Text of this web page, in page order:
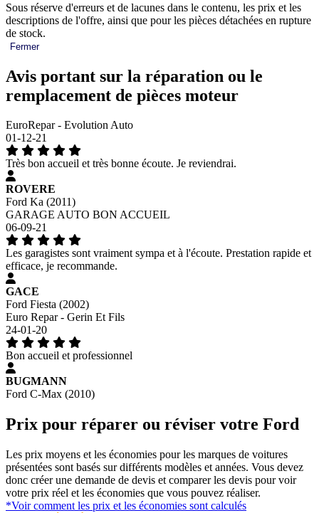
Sous réserve d'erreurs et de lacunes dans le contenu, les prix et les
descriptions de l'offre, ainsi que pour les pièces détachées en rupture
de stock.
Fermer
Avis portant sur la réparation ou le
remplacement de pièces moteur
EuroRepar - Evolution Auto
01-12-21
Très bon accueil et très bonne écoute. Je reviendrai.
ROVERE
Ford Ka (2011)
GARAGE AUTO BON ACCUEIL
06-09-21
Les garagistes sont vraiment sympa et à l'écoute. Prestation rapide et
efficace, je recommande.
GACE
Ford Fiesta (2002)
Euro Repar - Gerin Et Fils
24-01-20
Bon accueil et professionnel
BUGMANN
Ford C-Max (2010)
Prix pour réparer ou réviser votre Ford
Les prix moyens et les économies pour les marques de voitures
présentées sont basés sur différents modèles et années. Vous devez
donc créer une demande de devis et comparer les devis pour voir
votre prix réel et les économies que vous pouvez réaliser.
*Voir comment les prix et les économies sont calculés